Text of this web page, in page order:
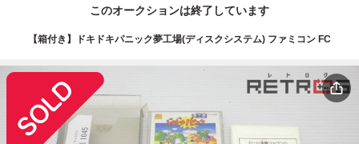
このオークションは終了しています
【箱付き】ドキドキパニック夢工場(ディスクシステム) ファミコン FC